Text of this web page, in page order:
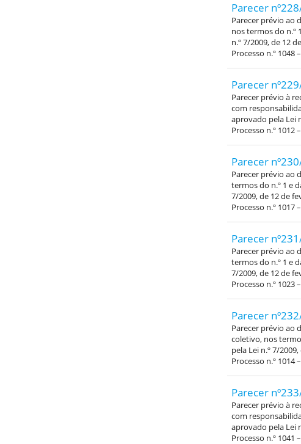
Parecer
Parecer prévio ao
nos termos do n.º
n.º 7/2009, de 12
Processo n.º 1048
Parecer
Parecer prévio à
com
aprovado pela Lei
Processo n.º 1012
Parecer
Parecer prévio ao
termos do n.º 1 e
7/2009, de 12 de
Processo n.º 1017
Parecer
Parecer prévio ao
termos do n.º 1 e
7/2009, de 12 de
Processo n.º 1023
Parecer
Parecer prévio ao
coletivo, nos
pela Lei n.º 7/
Processo n.º 1014
Parecer
Parecer prévio à
com
aprovado pela Lei
Processo n.º 1041